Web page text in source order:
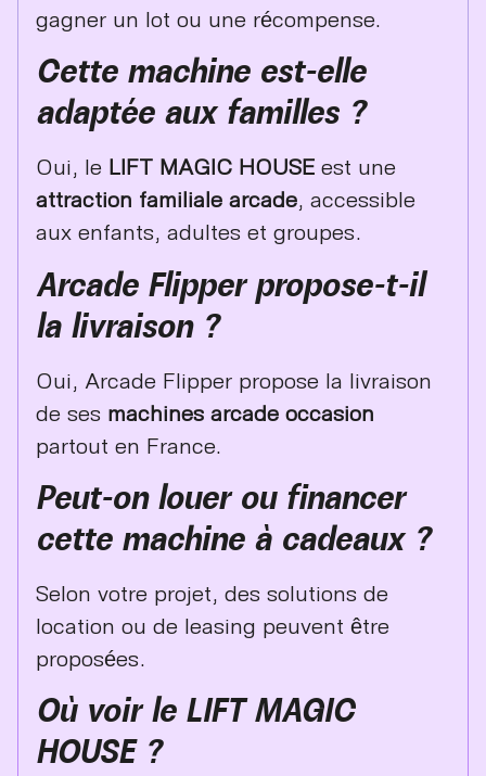
gagner un lot ou une récompense.
Cette machine est-elle
adaptée aux familles ?
Oui, le LIFT MAGIC HOUSE est une
attraction familiale arcade, accessible
aux enfants, adultes et groupes.
Arcade Flipper propose-t-il
la livraison ?
Oui, Arcade Flipper propose la livraison
de ses machines arcade occasion
partout en France.
Peut-on louer ou financer
cette machine à cadeaux ?
Selon votre projet, des solutions de
location ou de leasing peuvent être
proposées.
Où voir le LIFT MAGIC
HOUSE ?